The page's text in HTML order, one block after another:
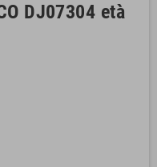
DJ07304 età